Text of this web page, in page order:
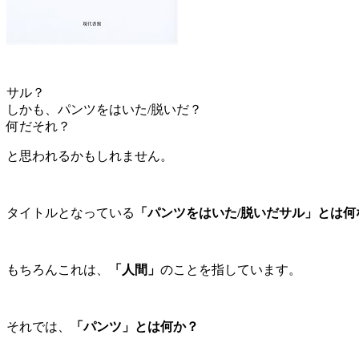
サル？
しかも、パンツをはいた/脱いだ？
何だそれ？
と思われるかもしれません。
タイトルとなっている 「パンツをはいた/脱いだサル」とは
もちろんこれは、 「人間」 のことを指しています。
それでは、 「パンツ」とは何か？